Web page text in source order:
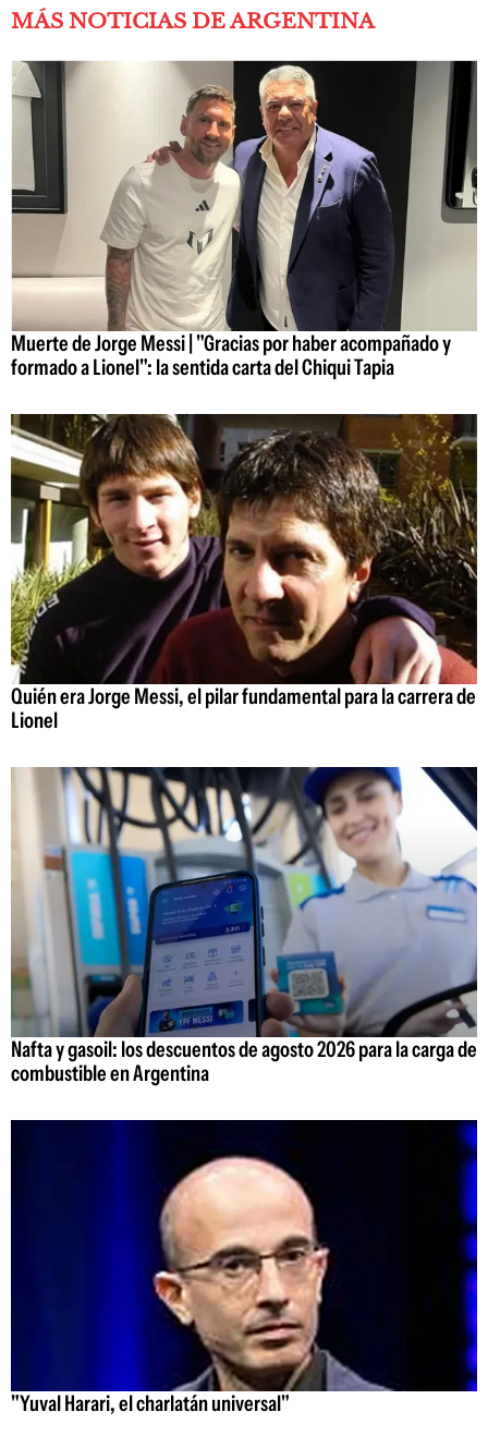
MÁS NOTICIAS DE ARGENTINA
Muerte de Jorge Messi | "Gracias por haber acompañado y
formado a Lionel": la sentida carta del Chiqui Tapia
Quién era Jorge Messi, el pilar fundamental para la carrera de
Lionel
Nafta y gasoil: los descuentos de agosto 2026 para la carga de
combustible en Argentina
"Yuval Harari, el charlatán universal"